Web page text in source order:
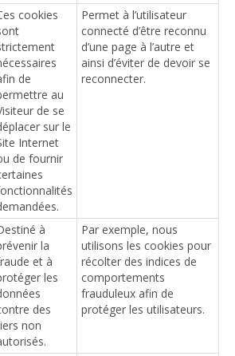
cookies
de
au
de se
sur le
Internet
de fournir
Permet à l’utilisateur
connecté d’être reconnu
d’une page à l’autre et
ainsi d’éviter de devoir se
reconnecter.
à
la
et à
les
des
non
Par exemple, nous
utilisons les cookies pour
récolter des indices de
comportements
frauduleux afin de
protéger les utilisateurs.